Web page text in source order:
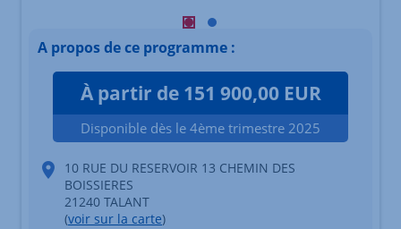
Visuel principal mobile Afficher
Visuel principal mobile
A propos de ce programme :
À partir de 151 900,00 EUR
Disponible dès le 4ème trimestre 2025
10 RUE DU RESERVOIR 13 CHEMIN DES
BOISSIERES
21240 TALANT
(voir sur la carte)